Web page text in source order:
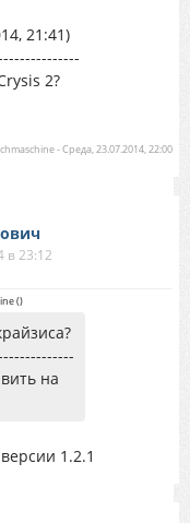
21:41)
2?
-Среда, 23.07.2014, 22:00
в 23:12
()
на
1.2.1